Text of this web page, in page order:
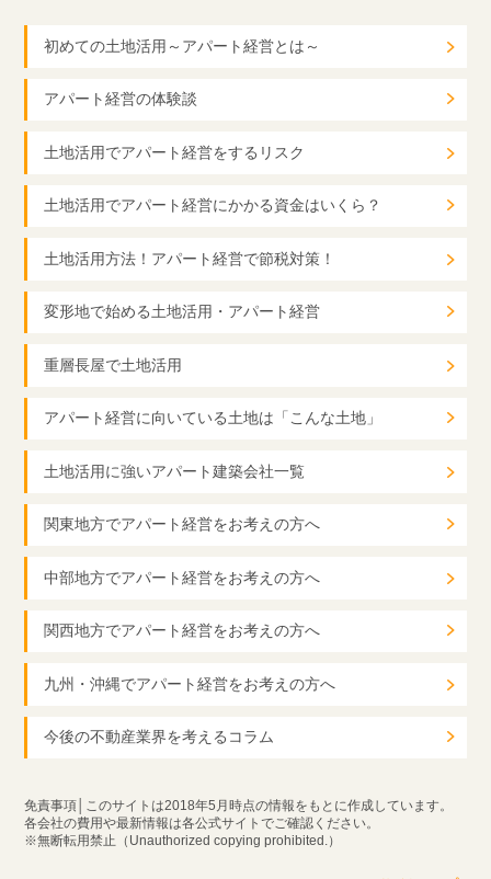
初めての土地活用～アパート経営とは～
アパート経営の体験談
土地活用でアパート経営をするリスク
土地活用でアパート経営にかかる資金はいくら？
土地活用方法！アパート経営で節税対策！
変形地で始める土地活用・アパート経営
重層長屋で土地活用
アパート経営に向いている土地は「こんな土地」
土地活用に強いアパート建築会社一覧
関東地方でアパート経営をお考えの方へ
中部地方でアパート経営をお考えの方へ
関西地方でアパート経営をお考えの方へ
九州・沖縄でアパート経営をお考えの方へ
今後の不動産業界を考えるコラム
免責事項│このサイトは2018年5月時点の情報をもとに作成しています。
各会社の費用や最新情報は各公式サイトでご確認ください。
※無断転用禁止（Unauthorized copying prohibited.）